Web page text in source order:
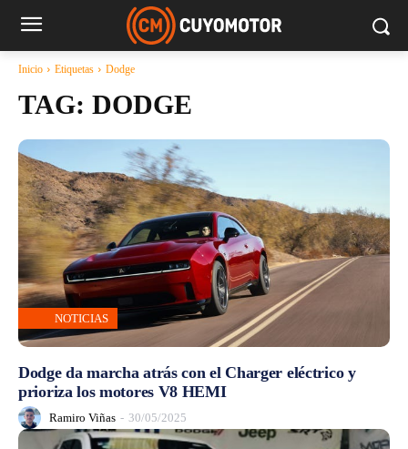
Inicio Etiquetas Dodge
TAG: DODGE
NOTICIAS
Dodge da marcha atrás con el Charger eléctrico y
prioriza los motores V8 HEMI
Ramiro Viñas - 30/05/2025